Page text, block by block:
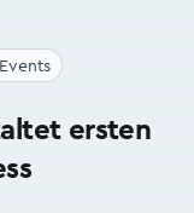
Events
ersten